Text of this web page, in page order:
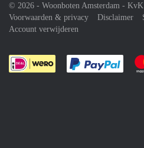
© 2026 - Woonboten Amsterdam -
Voorwaarden & privacy
Disclaimer
Account verwijderen
Je